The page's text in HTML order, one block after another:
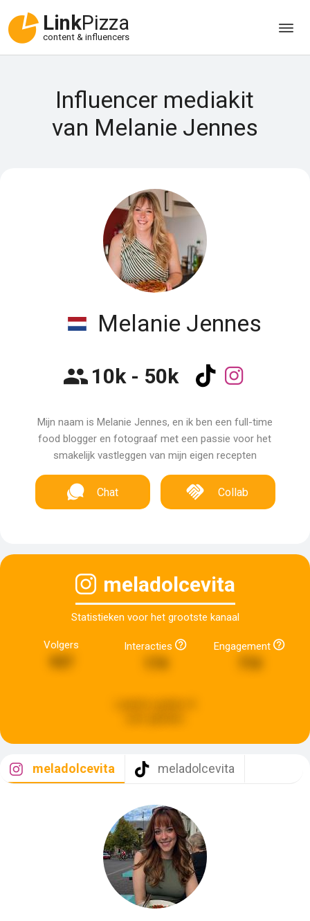
LinkPizza
content & influencers
Influencer mediakit
van Melanie Jennes
Melanie Jennes
10k - 50k
Mijn naam is Melanie Jennes, en ik ben een full-time
food blogger en fotograaf met een passie voor het
smakelijk vastleggen van mijn eigen recepten
Chat Collab
meladolcevita
Statistieken voor het grootste kanaal
Volgers Interacties Engagement
meladolcevita meladolcevita